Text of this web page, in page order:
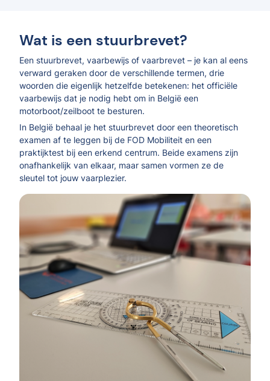
Wat is een stuurbrevet?
Een stuurbrevet, vaarbewijs of vaarbrevet – je kan al eens
verward geraken door de verschillende termen, drie
woorden die eigenlijk hetzelfde betekenen: het officiële
vaarbewijs dat je nodig hebt om in België een
motorboot/zeilboot te besturen.
In België behaal je het stuurbrevet door een theoretisch
examen af te leggen bij de FOD Mobiliteit en een
praktijktest bij een erkend centrum. Beide examens zijn
onafhankelijk van elkaar, maar samen vormen ze de
sleutel tot jouw vaarplezier.